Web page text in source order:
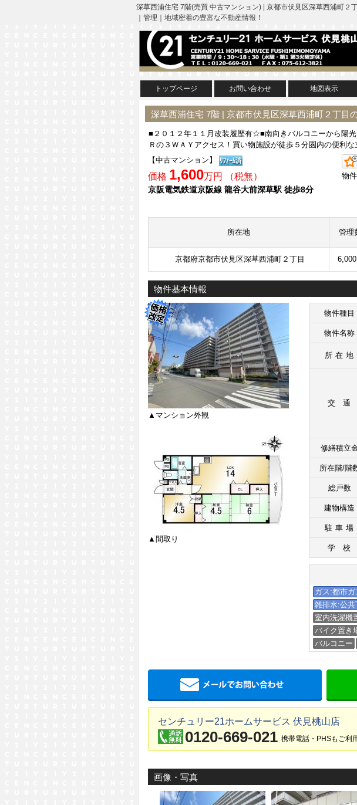
深草西浦住宅 7階(売買 中古マンション) | 京都市伏見区深草西浦町
｜管理｜地域密着の豊富な不動産情報！
トップページ お問い合わせ 地図表示
深草西浦住宅 7階 | 京都市伏見区深草西浦町２丁目
■２０１２年１１月改装履歴有☆■南向きバルコニーから陽
Ｒの３ＷＡＹアクセス！買い物施設が徒歩５分圏内の便利な
【中古マンション】
価格 1,600万円 （税無）
京阪電気鉄道京阪線 龍谷大前深草駅 徒歩8分
物
所在地 管理
京都府京都市伏見区深草西浦町２丁目
物件基本情報
▲マンション外観
▲間取り
物件種目
物件名称
所在地
交通
修繕積立
所在階/階
総戸数
建物構造
駐車場
学校
ガス:都市ガ
雑排水:公共
室内洗濯機
バイク置き
バルコニー
メールで
センチュリー21ホームサービス 伏見桃山店
0120-669-021 携帯電話・PHSもご利
画像・写真